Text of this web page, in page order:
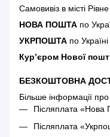
Самовивіз в місті
НОВА ПОШТА по
УКРПОШТА по
Кур’єром Нової
БЕЗКОШТОВНА
Більше інформації
Післяплата «Нова
Післяплата